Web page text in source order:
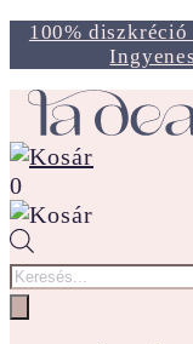
100% diszkréció
0
Products
search